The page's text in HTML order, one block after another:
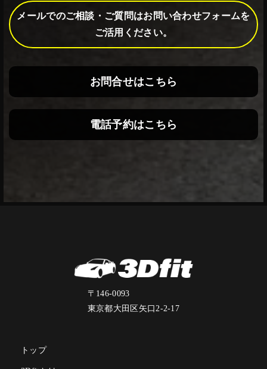
メールでのご相談・ご質問はお問い合わせフォームを
ご活用ください。
お問合せはこちら
電話予約はこちら
〒146-0093
東京都大田区矢口2-2-17
トップ